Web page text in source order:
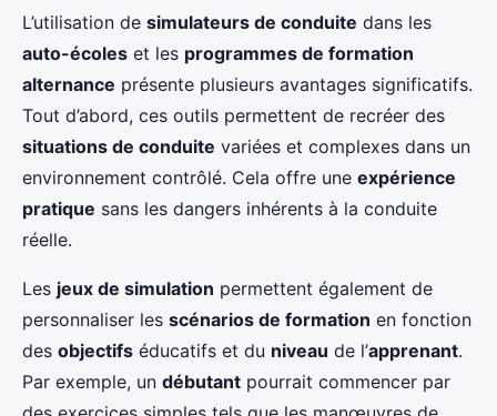
L’utilisation de simulateurs de conduite dans les
auto-écoles et les programmes de formation
alternance présente plusieurs avantages significatifs.
Tout d’abord, ces outils permettent de recréer des
situations de conduite variées et complexes dans un
environnement contrôlé. Cela offre une expérience
pratique sans les dangers inhérents à la conduite
réelle.
Les jeux de simulation permettent également de
personnaliser les scénarios de formation en fonction
des objectifs éducatifs et du niveau de l’apprenant.
Par exemple, un débutant pourrait commencer par